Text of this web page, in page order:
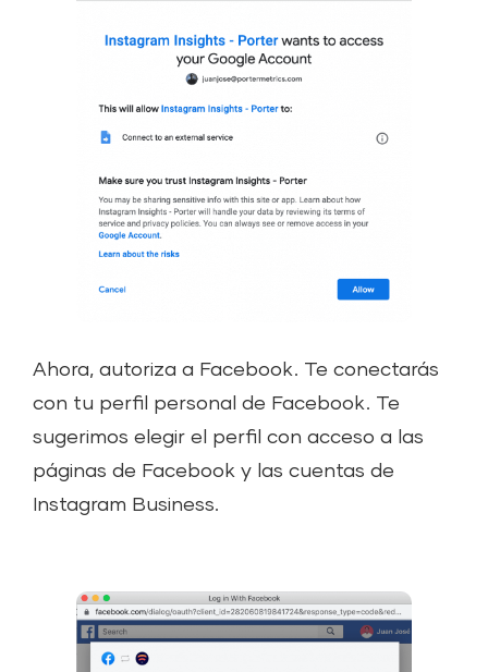
Ahora, autoriza a Facebook. Te conectarás
con tu perfil personal de Facebook. Te
sugerimos elegir el perfil con acceso a las
páginas de Facebook y las cuentas de
Instagram Business.